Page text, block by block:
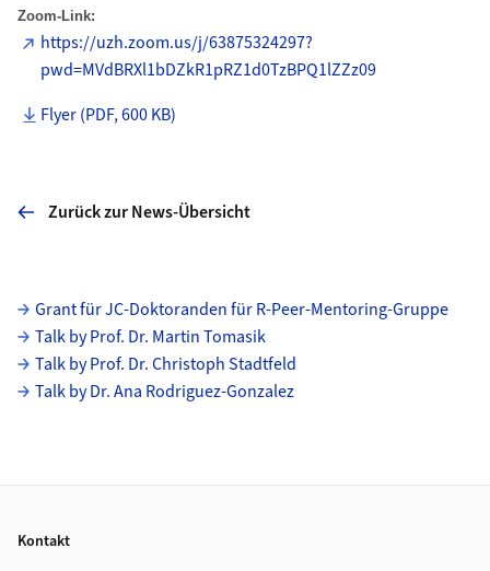
Zoom-Link:
https://uzh.zoom.us/j/63875324297?
pwd=MVdBRXl1bDZkR1pRZ1d0TzBPQ1lZZz09
Flyer (PDF, 600 KB)
Zurück zur News-Übersicht
Unterseiten
Grant für JC-Doktoranden für R-Peer-Mentoring-Gruppe
Talk by Prof. Dr. Martin Tomasik
Talk by Prof. Dr. Christoph Stadtfeld
Talk by Dr. Ana Rodriguez-Gonzalez
Kontakt